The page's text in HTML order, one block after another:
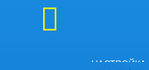
НАСТРОЙКА